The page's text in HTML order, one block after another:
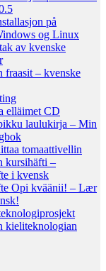
på
og Linux
av kvenske
fraasit – kvenske
elläimet CD
laulukirja – Min
tomaattivellin
kursihäfti –
i kvensk
Opi kväänii! – Lær
kieliteknologian